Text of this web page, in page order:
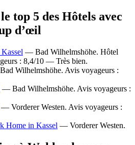
top 5 des Hôtels avec
d’œil
— Bad Wilhelmshöhe. Hôtel
: 8,4/10 — Très bien.
Wilhelmshöhe. Avis voyageurs :
— Bad Wilhelmshöhe. Avis voyageurs :
— Vorderer Westen. Avis voyageurs :
Home in Kassel — Vorderer Westen.